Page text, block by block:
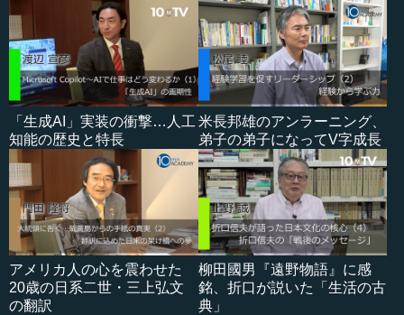
「生成AI」実装の衝撃…人工
知能の歴史と特長
米長邦雄のアンラーニング、
弟子の弟子になってV字成長
アメリカ人の心を震わせた
20歳の日系二世・三上弘文
の翻訳
柳田國男『遠野物語』に感
銘、折口が説いた「生活の古
典」